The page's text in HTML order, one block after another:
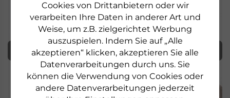
Cookies von Drittanbietern oder wir
verarbeiten Ihre Daten in anderer Art und
Weise, um z.B. zielgerichtet Werbung
auszuspielen. Indem Sie auf „Alle
akzeptieren“ klicken, akzeptieren Sie alle
Datenverarbeitungen durch uns. Sie
können die Verwendung von Cookies oder
andere Datenverarbeitungen jederzeit
Erfahren Sie als erster von neuen Produkten,
Gewinnspielen und Aktionen.
Abonnieren